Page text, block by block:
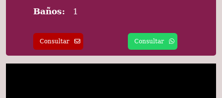
Baños: 1
Consultar Consultar